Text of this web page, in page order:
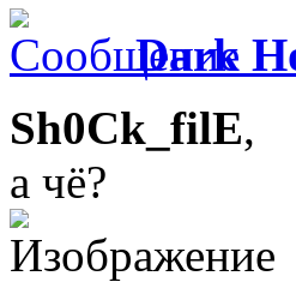
Dark
Sh0Ck_filE,
а чё?